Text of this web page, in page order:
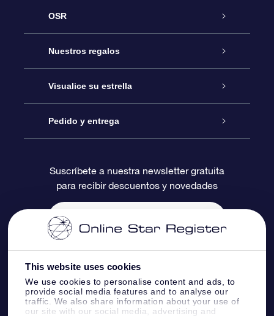
This website uses cookies
We use cookies to personalise content and ads, to
provide social media features and to analyse our
traffic. We also share information about your use of
our site with our social media, advertising and
OSR
Atención
Contáctanos
Blog
Reseñas
Nuestros regalos
Regalo Estrella Online
Paquete de Regalo OSR
Tarjeta de Regalo OSR
Regalos empresariales
Visualice su estrella
Registro estelar
Página de Estrella Personalizada
Un Millón de Estrellas
Aplicación de RV Llévame a las estrellas
Pedido y entrega
Información de Pago
Información de Envío
Constelaciones
Suscríbete a nuestra newsletter gratuita
para recibir descuentos y novedades